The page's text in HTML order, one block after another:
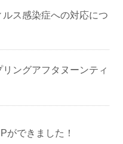
ルス感染症への対応につ
リングアフタヌーンティ
ができました！